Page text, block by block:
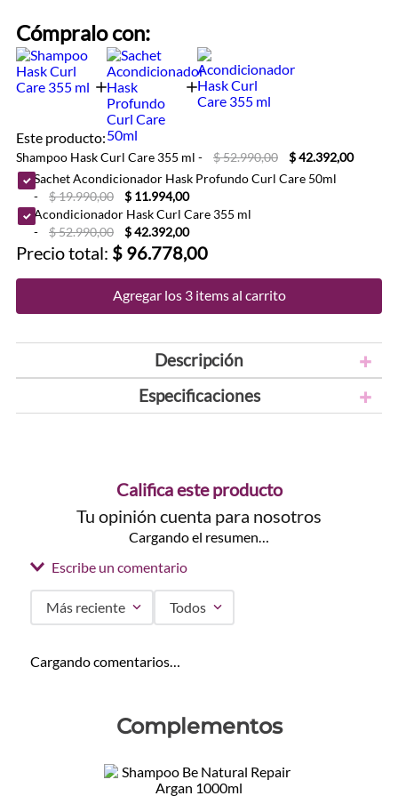
Cómpralo con:
Este producto:
Shampoo Hask Curl Care 355 ml - $ 52.990,00
$ 42.392,00
Sachet Acondicionador Hask Profundo Curl Care 50ml
-
$ 19.990,00
$ 11.994,00
Acondicionador Hask Curl Care 355 ml
-
$ 52.990,00 $ 42.392,00
Precio total: $ 96.778,00
Agregar los 3 items al carrito
Descripción
Especificaciones
Califica este producto
Tu opinión cuenta para nosotros
Cargando el resumen…
Escribe un comentario
Más reciente Todos
Cargando comentarios…
Complementos